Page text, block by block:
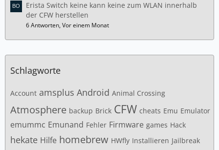
Erista Switch keine kann keine zum WLAN innerhalb
der CFW herstellen
6 Antworten, Vor einem Monat
Schlagworte
Account amsplus Android Animal Crossing
Atmosphere backup Brick CFW cheats Emu Emulator
emummc Emunand Fehler Firmware games Hack
hekate Hilfe homebrew HWfly Installieren Jailbreak